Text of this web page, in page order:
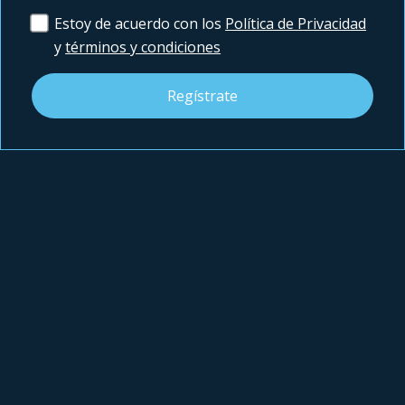
Estoy de acuerdo con los Política de Privacidad
ytérminos y condiciones
Regístrate